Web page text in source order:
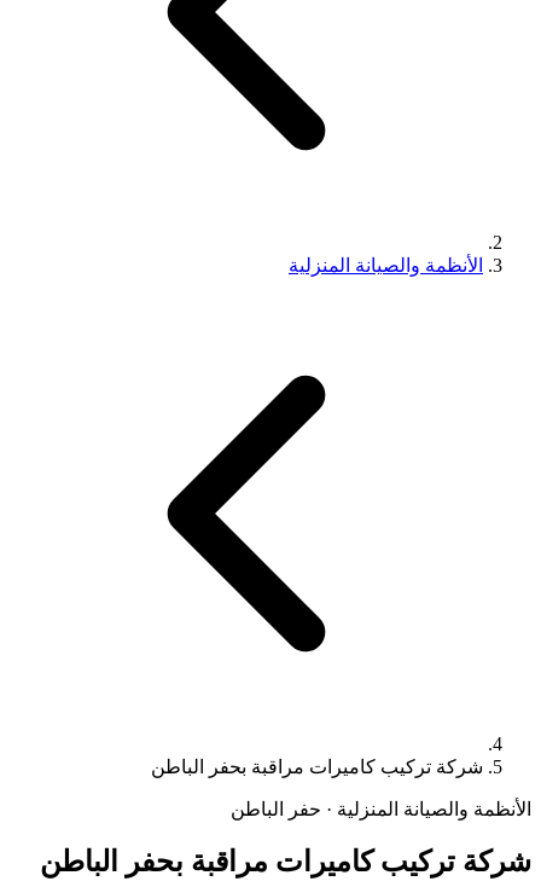
الأنظمة والصيانة المنزلية
شركة تركيب كاميرات مراقبة بحفر الباطن
الأنظمة والصيانة المنزلية · حفر الباطن
شركة تركيب كاميرات مراقبة بحفر الباطن